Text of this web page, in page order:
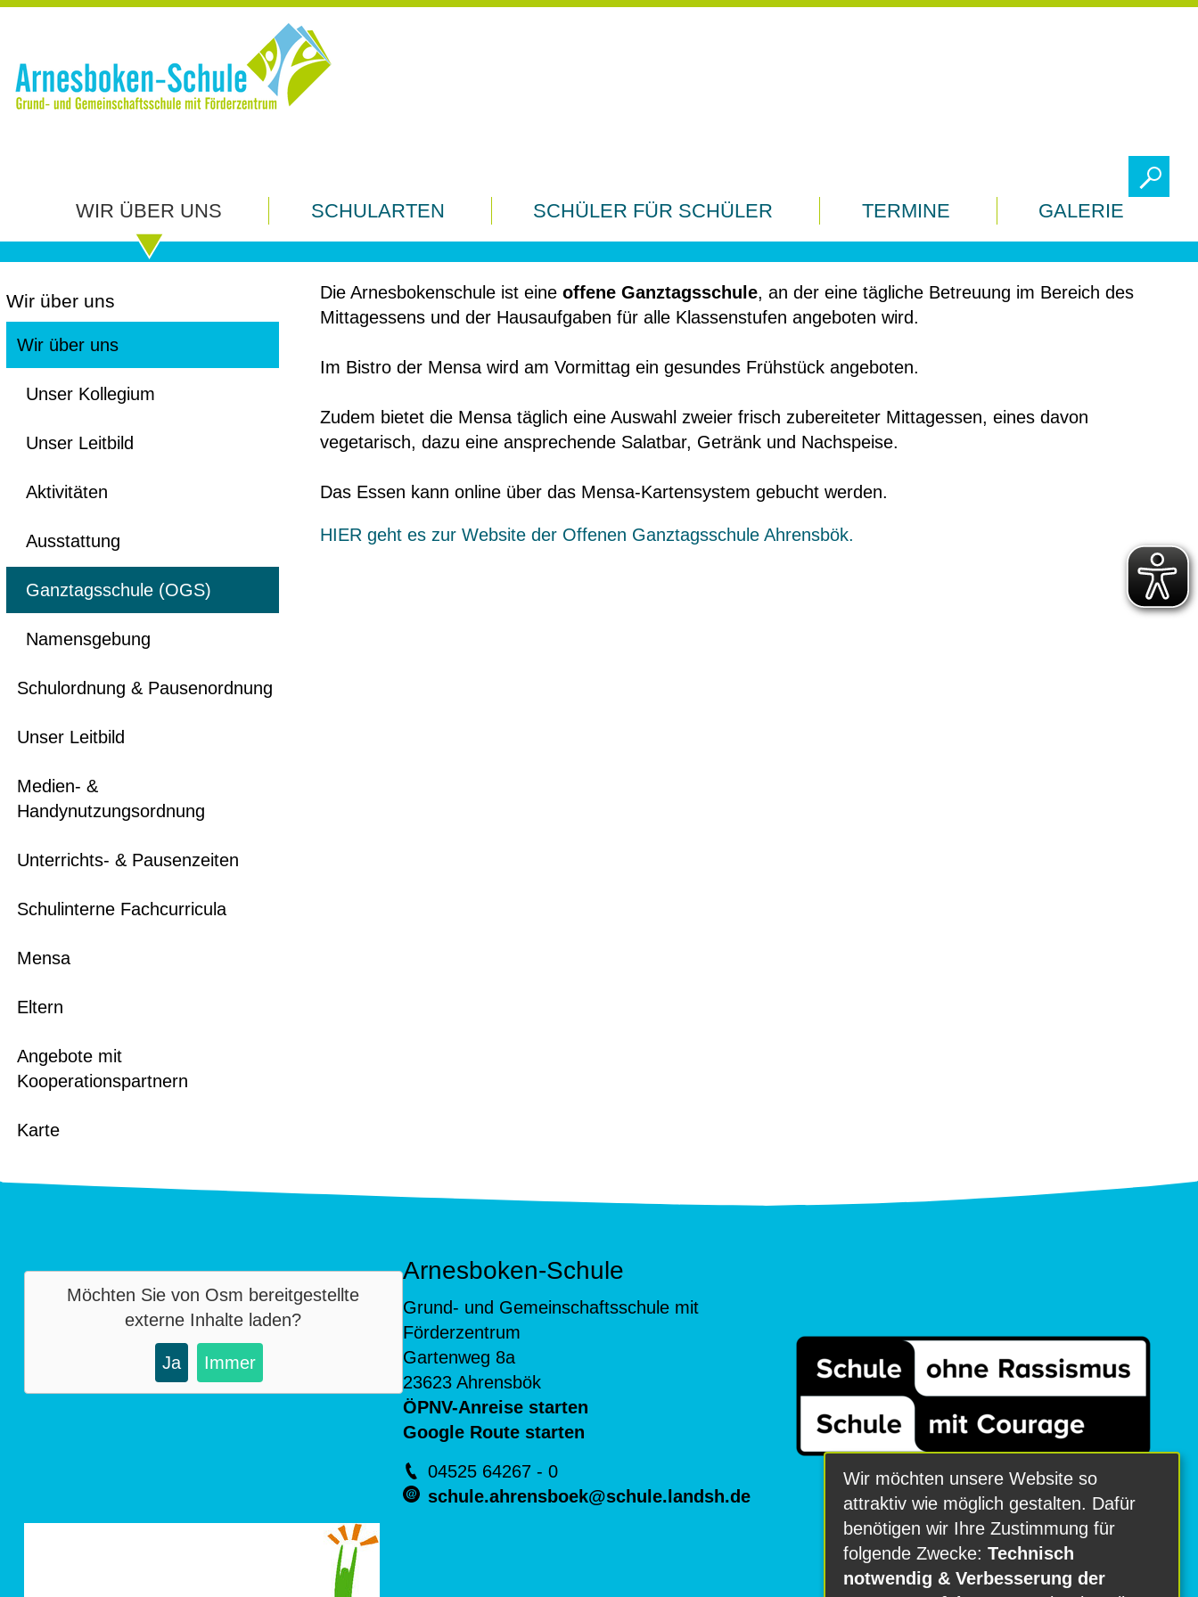
WIR ÜBER UNS SCHULARTEN SCHÜLER FÜR SCHÜLER TERMINE GALERIE
Offene Ganztagsschule (OGS)
Wir über uns
Wir über uns
Unser Kollegium
Unser Leitbild
Aktivitäten
Ausstattung
Ganztagsschule (OGS)
Namensgebung
Schulordnung & Pausenordnung
Unser Leitbild
Medien- &
Handynutzungsordnung
Unterrichts- & Pausenzeiten
Schulinterne Fachcurricula
Mensa
Eltern
Angebote mit
Kooperationspartnern
Karte
Die Arnesbokenschule ist eineoffene Ganztagsschule, an der eine tägliche Betreuung im Bereich des
Mittagessens und der Hausaufgaben für alle Klassenstufen angeboten wird.
Im Bistro der Mensa wird am Vormittag ein gesundes Frühstück angeboten.
Zudem bietet die Mensa täglich eine Auswahl zweier frisch zubereiteter Mittagessen, eines davon
vegetarisch, dazu eine ansprechende Salatbar, Getränk und Nachspeise.
Das Essen kann online über das Mensa-Kartensystem gebucht werden.
HIER geht es zur Website der Offenen Ganztagsschule Ahrensbök.
Arnesboken-Schule
Grund- und Gemeinschaftsschule mit
Förderzentrum
Gartenweg 8a
23623 Ahrensbök
ÖPNV-Anreise starten
Google Route starten
04525 64267 - 0
schule.ahrensboek@schule.landsh.de
Möchten Sie von Osm bereitgestellte
externe Inhalte laden?
Ja Immer
Wir möchten unsere Website so
attraktiv wie möglich gestalten. Dafür
benötigen wir Ihre Zustimmung für
folgende Zwecke: Technisch
notwendig & Verbesserung der